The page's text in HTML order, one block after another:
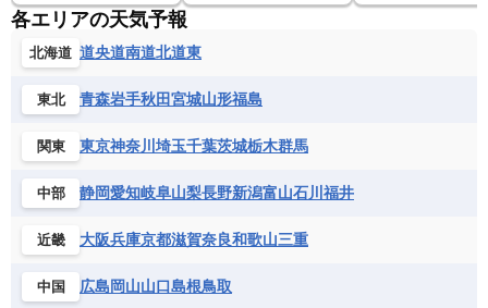
各エリアの天気予報
北海道 道央道南道北道東
東北 青森岩手秋田宮城山形福島
関東 東京神奈川 埼玉千葉茨城栃木群馬
中部 静岡愛知岐阜山梨長野新潟富山石川 福井
近畿 大阪兵庫京都滋賀奈良和歌山三重
中国 広島岡山山口島根鳥取